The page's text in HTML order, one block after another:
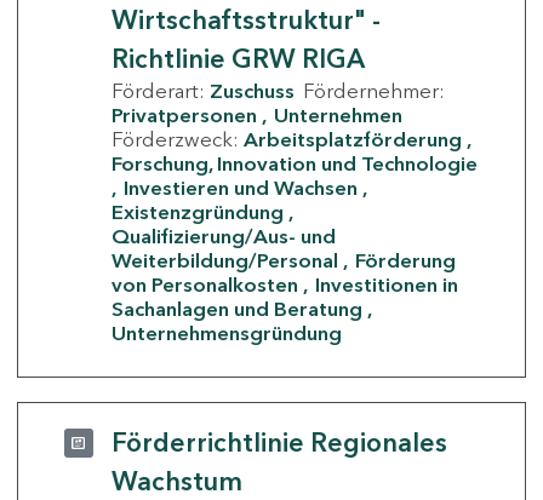
Wirtschaftsstruktur" -
Richtlinie GRW RIGA
Förderart: Zuschuss Fördernehmer:
Privatpersonen
Unternehmen
Förderzweck: Arbeitsplatzförderung
Forschung, Innovation und Technologie
Investieren und Wachsen
Existenzgründung
Qualifizierung/Aus- und
Weiterbildung/Personal
Förderung
von Personalkosten
Investitionen in
Sachanlagen und Beratung
Unternehmensgründung
Förderrichtlinie Regionales
Wachstum